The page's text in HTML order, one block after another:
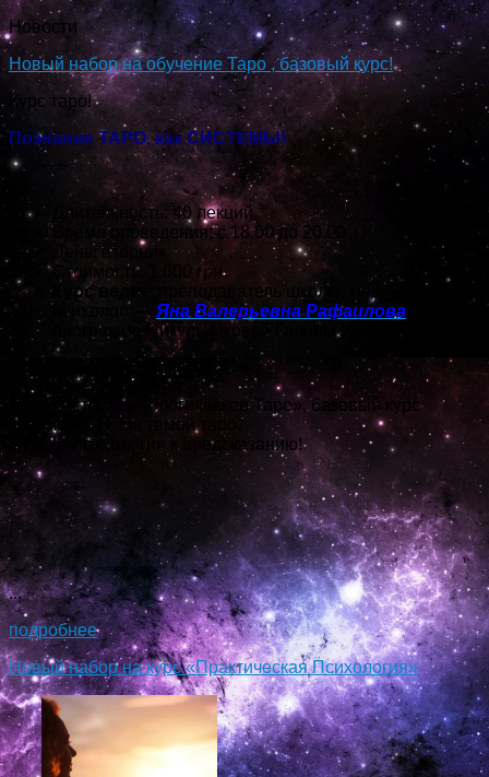
Новости
Новый набор на обучение Таро , базовый курс!
Курс таро!
Познание ТАРО, как СИСТЕМЫ!
Длительность: 40 лекций
Время проведения: с 18.00 до 20.00
День: вторник
Стоимость: 1 600 грн.
Курс ведет:
преподаватель школы, медицинский
психолог — Яна Валерьевна Рафаилова
программе Никульниковой Галины Ивановны)
Онлайн!
Курс «АстроПсихологическое Таро», базовый курс
знакомства с системой таро.
Путь от психологии к предсказанию!
...
подробнее
Новый набор на курс «Практическая Психология»